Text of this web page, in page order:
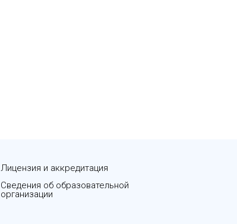
Лицензия и аккредитация
Сведения об образовательной
организации